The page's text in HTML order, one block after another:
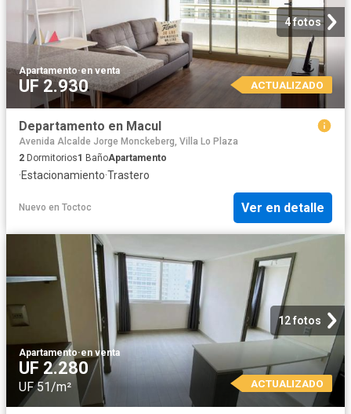
4 fotos
Apartamento·en venta
UF 2.930 ACTUALIZADO
Departamento en Macul
Avenida Alcalde Jorge Monckeberg, Villa Lo Plaza
2 Dormitorios1 BañoApartamento
·Estacionamiento·Trastero
Nuevo en Toctoc Ver en detalle
12 fotos
Apartamento·en venta
UF 2.280
UF 51/m² ACTUALIZADO